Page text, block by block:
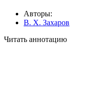
Авторы:
В. Х. Захаров
Читать аннотацию